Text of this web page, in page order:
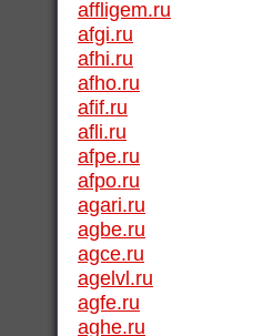
affligem.ru
afgi.ru
afhi.ru
afho.ru
afif.ru
afli.ru
afpe.ru
afpo.ru
agari.ru
agbe.ru
agce.ru
agelvl.ru
agfe.ru
aghe.ru